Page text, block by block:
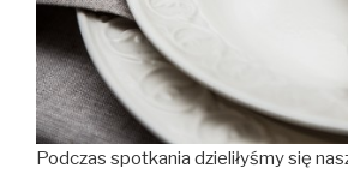
Podczas spotkania dzieliłyśmy się